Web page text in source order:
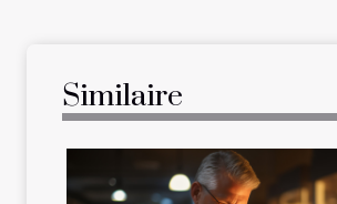
Similaire